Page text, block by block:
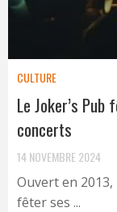
CULTURE
Le Joker’s
concerts
14 NOVEMBRE 2024
Ouvert en 2013,
fêter ses ...